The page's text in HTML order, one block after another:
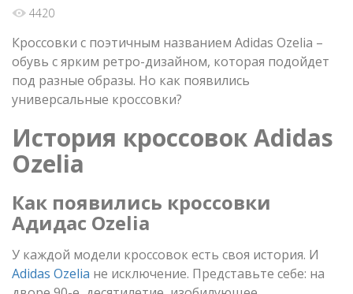
4420
Кроссовки с поэтичным названием Adidas Ozelia –
обувь с ярким ретро-дизайном, которая подойдет
под разные образы. Но как появились
универсальные кроссовки?
История кроссовок Adidas
Ozelia
Как появились кроссовки
Адидас Ozelia
У каждой модели кроссовок есть своя история. И
Adidas Ozelia не исключение. Представьте себе: на